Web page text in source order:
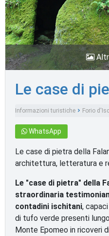
Le case di
Informazioni turistiche
Forio
WhatsApp
Le case di pietra della
architettura, letteratura e
Le "case di pietra" della
straordinaria
contadini ischitani,
di tufo verde presenti
Monte Epomeo in ricoveri